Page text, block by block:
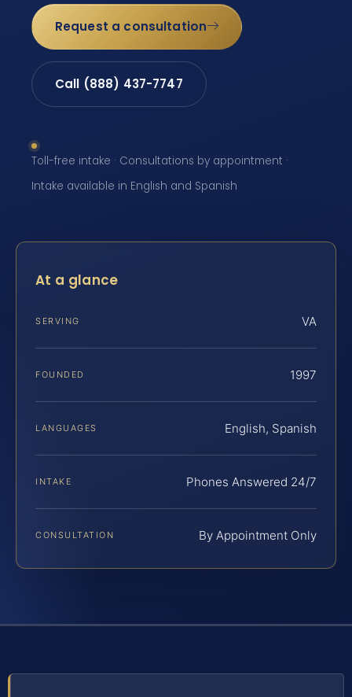
Request a consultation
Call (888) 437-7747
Toll-free intake · Consultations by appointment ·
Intake available in English and Spanish
At a glance
SERVING VA
FOUNDED 1997
LANGUAGES English, Spanish
INTAKE Phones Answered 24/7
CONSULTATION By Appointment Only